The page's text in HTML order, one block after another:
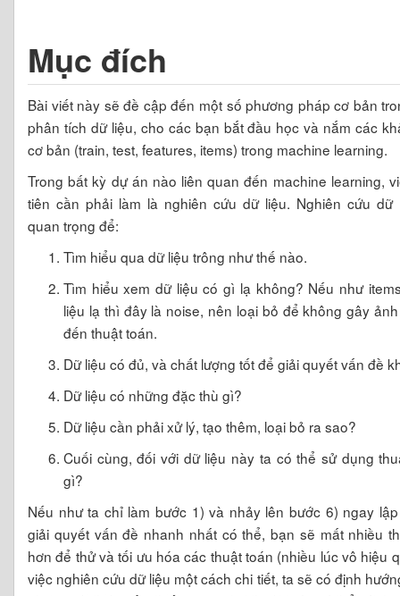
Mục đích
Bài viết này sẽ đề cập đến một số phương pháp cơ bản
phân tích dữ liệu, cho các bạn bắt đầu học và nắm các
cơ bản (train, test, features, items) trong machine learning.
Trong bất kỳ dự án nào liên quan đến machine learning,
tiên cần phải làm là nghiên cứu dữ liệu. Nghiên cứu dữ
quan trọng để:
Tìm hiểu qua dữ liệu trông như thế nào.
Tìm hiểu xem dữ liệu có gì lạ không? Nếu như
liệu lạ thì đây là noise, nên loại bỏ để không gây
đến thuật toán.
Dữ liệu có đủ, và chất lượng tốt để giải quyết vấn đề
Dữ liệu có những đặc thù gì?
Dữ liệu cần phải xử lý, tạo thêm, loại bỏ ra sao?
Cuối cùng, đối với dữ liệu này ta có thể sử dụng
gì?
Nếu như ta chỉ làm bước 1) và nhảy lên bước 6) ngay
giải quyết vấn đề nhanh nhất có thể, bạn sẽ mất nhiều
hơn để thử và tối ưu hóa các thuật toán (nhiều lúc vô hiệu
việc nghiên cứu dữ liệu một cách chi tiết, ta sẽ có định